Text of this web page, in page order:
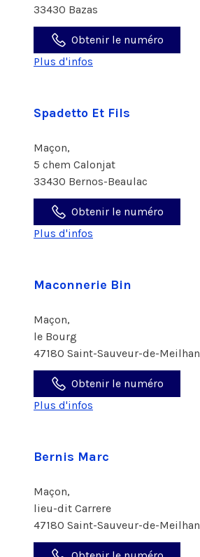
33430 Bazas
Obtenir le numéro
Plus d'infos
Spadetto Et Fils
Maçon,
5 chem Calonjat
33430 Bernos-Beaulac
Obtenir le numéro
Plus d'infos
Maconnerie Bin
Maçon,
le Bourg
47180 Saint-Sauveur-de-Meilhan
Obtenir le numéro
Plus d'infos
Bernis Marc
Maçon,
lieu-dit Carrere
47180 Saint-Sauveur-de-Meilhan